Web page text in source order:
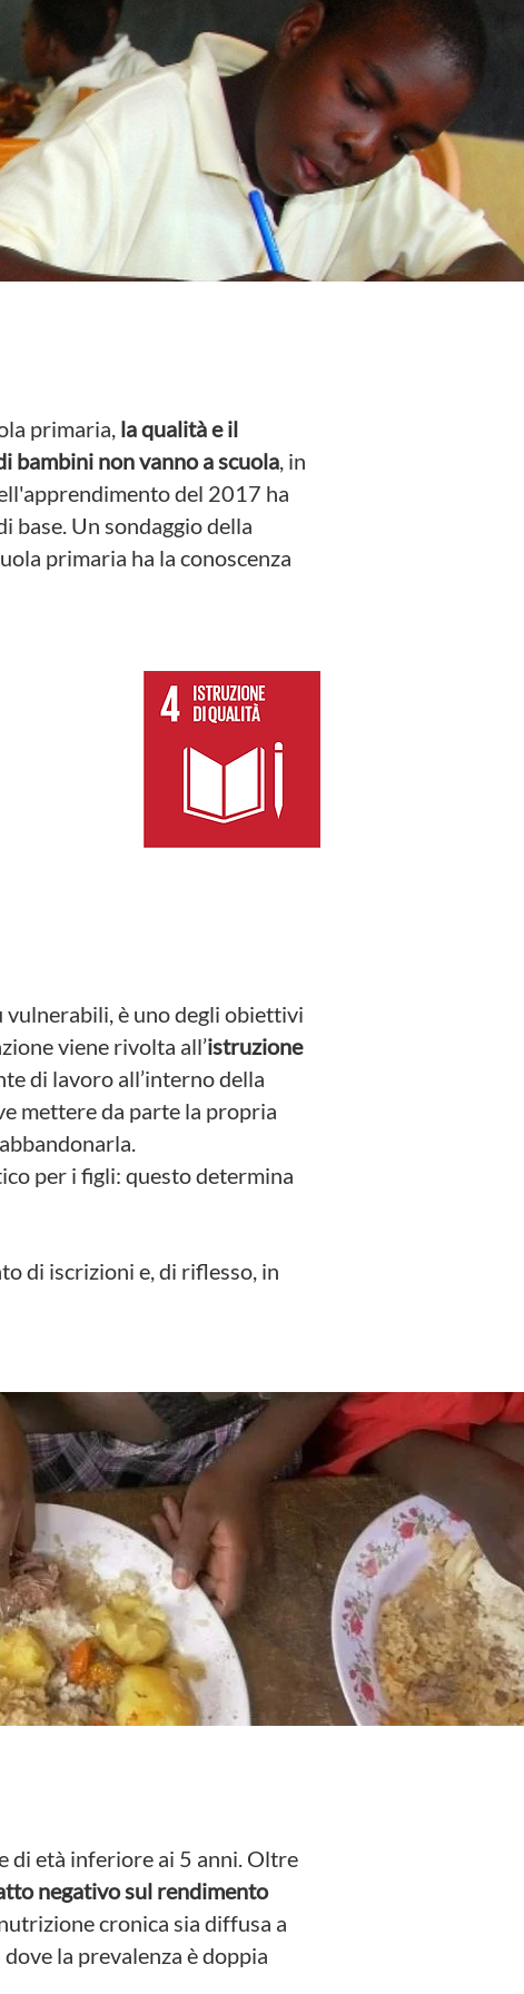
primaria, la qualità e il
bambini non vanno a scuola, in
del 2017 ha
base. Un sondaggio della
primaria ha la conoscenza
è uno degli obiettivi
viene rivolta all’istruzione
di lavoro all’interno della
mettere da parte la propria
per i figli: questo determina
di iscrizioni e, di riflesso, in
di età inferiore ai 5 anni. Oltre
negativo sul rendimento
cronica sia diffusa a
la prevalenza è doppia